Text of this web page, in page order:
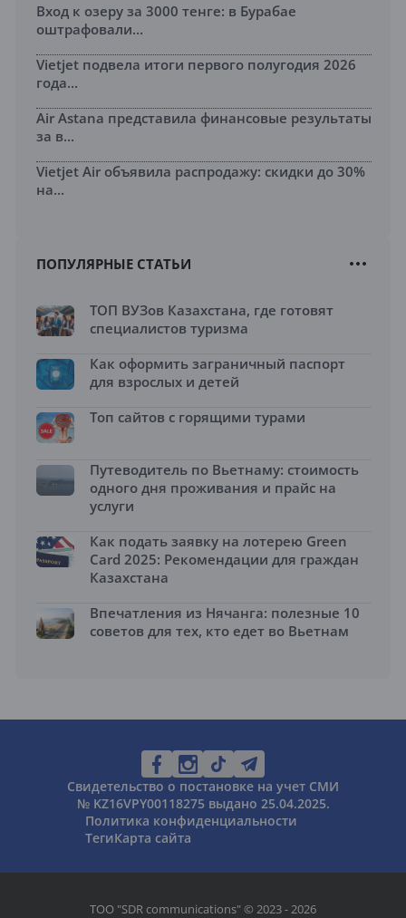
Вход к озеру за 3000 тенге: в Бурабае
оштрафовали...
Vietjet подвела итоги первого полугодия 2026
года...
Air Astana представила финансовые результаты
за в...
Vietjet Air объявила распродажу: скидки до 30%
на...
ПОПУЛЯРНЫЕ СТАТЬИ
ТОП ВУЗов Казахстана, где готовят
специалистов туризма
Как оформить заграничный паспорт
для взрослых и детей
Топ сайтов с горящими турами
Путеводитель по Вьетнаму: стоимость
одного дня проживания и прайс на
услуги
Как подать заявку на лотерею Green
Card 2025: Рекомендации для граждан
Казахстана
Впечатления из Нячанга: полезные 10
советов для тех, кто едет во Вьетнам
Свидетельство о постановке на учет СМИ
№ KZ16VPY00118275 выдано 25.04.2025.
Политика конфиденциальности
ТегиКарта сайта
ТОО "SDR communications" © 2023 - 2026